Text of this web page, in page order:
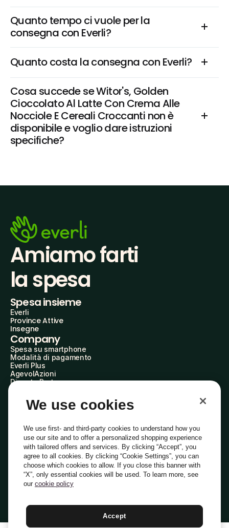
Quanto tempo ci vuole per la
consegna con Everli?
Quanto costa la consegna con Everli?
Cosa succede se Witor's, Golden
Cioccolato Al Latte Con Crema Alle
Nocciole E Cereali Croccanti non è
disponibile e voglio dare istruzioni
specifiche?
Amiamo farti
la spesa
Spesa insieme
Everli
Province Attive
Insegne
Company
Spesa su smartphone
Modalità di pagamento
Everli Plus
AgevolAzioni
Diventa Partner
Everli Shoppers
About Us
Everli News
Domande frequenti
Lavora con noi
Diventa Shopper
Investitori
PrivacyCookiePreferenze Cookie
Termini e CondizioniCodice Etico
Indirizzo PEC: everli@pec.it - indirizzo DPO: dpo@everli.com
Italiano
We use cookies
We use first- and third-party cookies to understand how you
use our site and to offer a personalized shopping experience
with tailored offers and services. By clicking “Accept”, you
agree to all cookies. By clicking “Cookie Settings”, you can
choose which cookies to allow. If you close this banner with
“X”, only essential cookies will be used. To learn more, see
our cookie policy
Accept